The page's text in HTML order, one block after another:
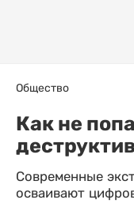
Общество
Как не
Современные
осваивают